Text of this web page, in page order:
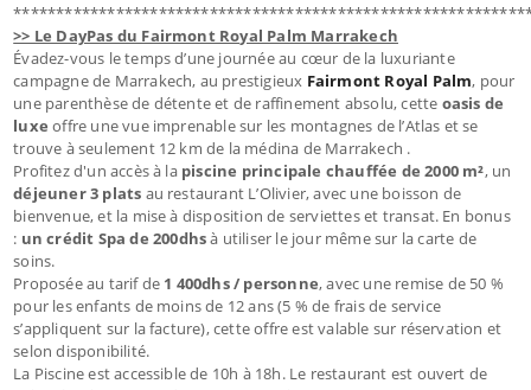
>> Le DayPas du Fairmont Royal Palm Marrakech
Évadez-vous le temps d’une journée au cœur de la luxuriante
campagne de Marrakech, au prestigieux Fairmont Royal Palm, pour
une parenthèse de détente et de raffinement absolu, cette oasis de
luxe offre une vue imprenable sur les montagnes de l’Atlas et se
trouve à seulement 12 km de la médina de Marrakech .
Profitez d'un accès à la piscine principale chauffée de 2000 m², un
déjeuner 3 plats au restaurant L’Olivier, avec une boisson de
bienvenue, et la mise à disposition de serviettes et transat. En bonus
: un crédit Spa de 200dhsà utiliser le jour même sur la carte de
soins.
Proposée au tarif de 1 400dhs / personne, avec une remise de 50 %
pour les enfants de moins de 12 ans (5 % de frais de service
s’appliquent sur la facture), cette offre est valable sur réservation et
selon disponibilité.
La Piscine est accessible de 10h à 18h. Le restaurant est ouvert de